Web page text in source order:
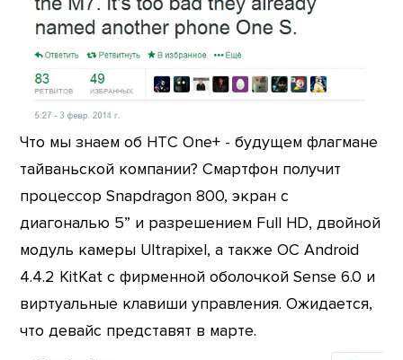
Что мы знаем об HTC One+ - будущем флагмане
тайваньской компании? Смартфон получит
процессор Snapdragon 800, экран с
диагональю 5” и разрешением Full HD, двойной
модуль камеры Ultrapixel, а также ОС Android
4.4.2 KitKat с фирменной оболочкой Sense 6.0 и
виртуальные клавиши управления. Ожидается,
что девайс представят в марте.